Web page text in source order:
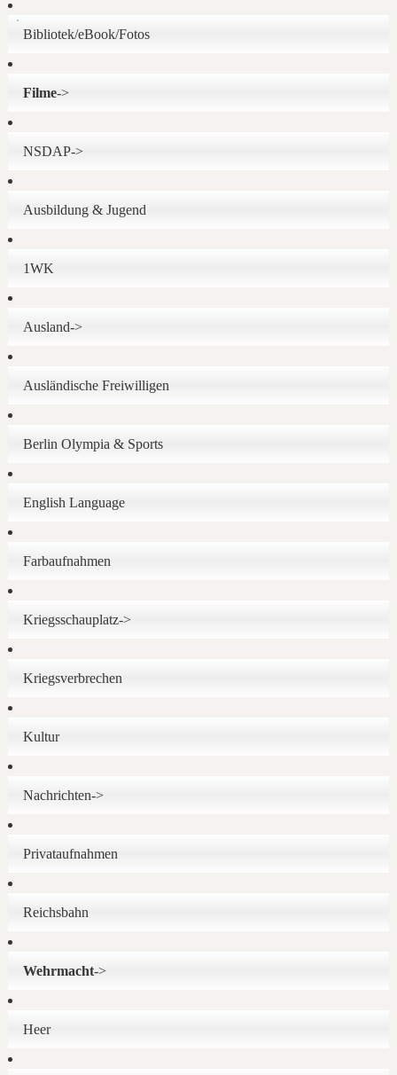
Bibliotek/eBook/Fotos
Filme->
NSDAP->
Ausbildung & Jugend
1WK
Ausland->
Ausländische Freiwilligen
Berlin Olympia & Sports
English Language
Farbaufnahmen
Kriegsschauplatz->
Kriegsverbrechen
Kultur
Nachrichten->
Privataufnahmen
Reichsbahn
Wehrmacht->
Heer